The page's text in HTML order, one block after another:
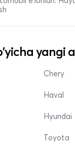
yangi
Chery
Haval
Hyundai
Toyota